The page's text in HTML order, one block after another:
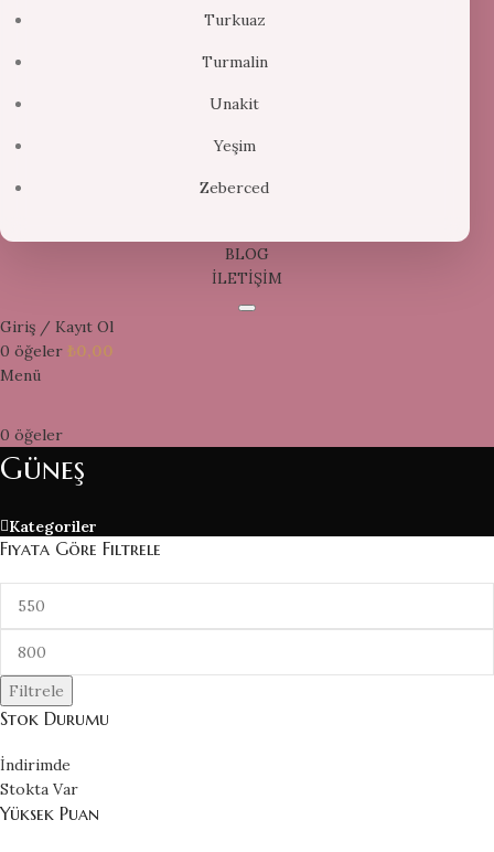
Turkuaz
Turmalin
Unakit
Yeşim
Zeberced
BLOG
İLETİŞİM
Giriş / Kayıt Ol
0 öğeler ₺0,00
Menü
0 öğeler
Güneş
Kategoriler
Fiyata Göre Filtrele
Filtrele
Stok Durumu
İndirimde
Stokta Var
Yüksek Puan